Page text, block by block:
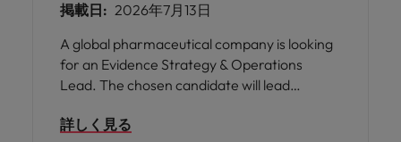
掲載日: 2026年7月13日
A global pharmaceutical company is looking
for an Evidence Strategy & Operations
Lead. The chosen candidate will lead
high-quality studies and support product
詳しく見る